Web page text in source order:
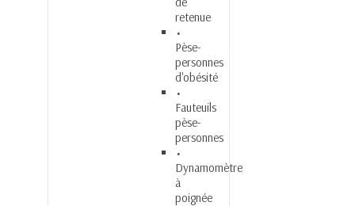
retenue
Pèse-
personnes
d'obésité
Fauteuils
pèse-
personnes
Dynamomètre
à
poignée